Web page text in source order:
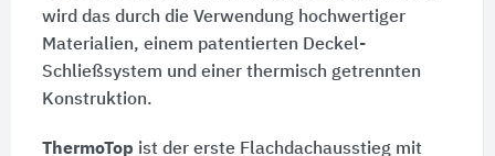
wird das durch die Verwendung hochwertiger
Materialien, einem patentierten Deckel-
Schließsystem und einer thermisch getrennten
Konstruktion.
ThermoTop ist der erste Flachdachausstieg mit